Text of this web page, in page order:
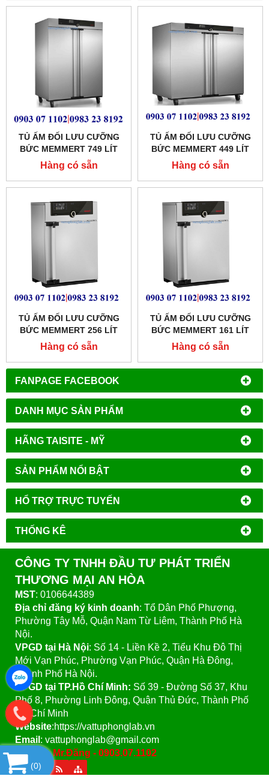
FANPAGE FACEBOOK
DANH MỤC SẢN PHẨM
HÃNG TAISITE - MỸ
SẢN PHẨM NỔI BẬT
HỔ TRỢ TRỰC TUYẾN
THỐNG KÊ
TỦ ẤM ĐỐI LƯU CƯỠNG
BỨC MEMMERT 749 LÍT
MODEL:IF750
Hàng có sẵn
TỦ ẤM ĐỐI LƯU CƯỠNG
BỨC MEMMERT 449 LÍT
MODEL:IF450
Hàng có sẵn
TỦ ẤM ĐỐI LƯU CƯỠNG
BỨC MEMMERT 256 LÍT
MODEL: IF260
Hàng có sẵn
TỦ ẤM ĐỐI LƯU CƯỠNG
BỨC MEMMERT 161 LÍT
MODEL: IF160
Hàng có sẵn
CÔNG TY TNHH ĐẦU TƯ PHÁT TRIỂN
THƯƠNG MẠI AN HÒA
MST: 0106644389
Địa chỉ đăng ký kinh doanh: Tổ Dân Phố Phượng,
Phường Tây Mỗ, Quận Nam Từ Liêm, Thành Phố Hà
Nội.
VPGD tại Hà Nội: Số 14 - Liền Kề 2, Tiểu Khu Đô Thị
Mới Vạn Phúc, Phường Vạn Phúc, Quận Hà Đông,
Thành Phố Hà Nội.
VPGD tại TP.Hồ Chí Minh: Số 39 - Đường Số 37, Khu
Phố 8, Phường Linh Đông, Quận Thủ Đức, Thành Phố
Hồ Chí Minh
Website:https://vattuphonglab.vn
Email : vattuphonglab@gmail.com
Hotline: Mr.Đăng - 0903.07.1102
(0)